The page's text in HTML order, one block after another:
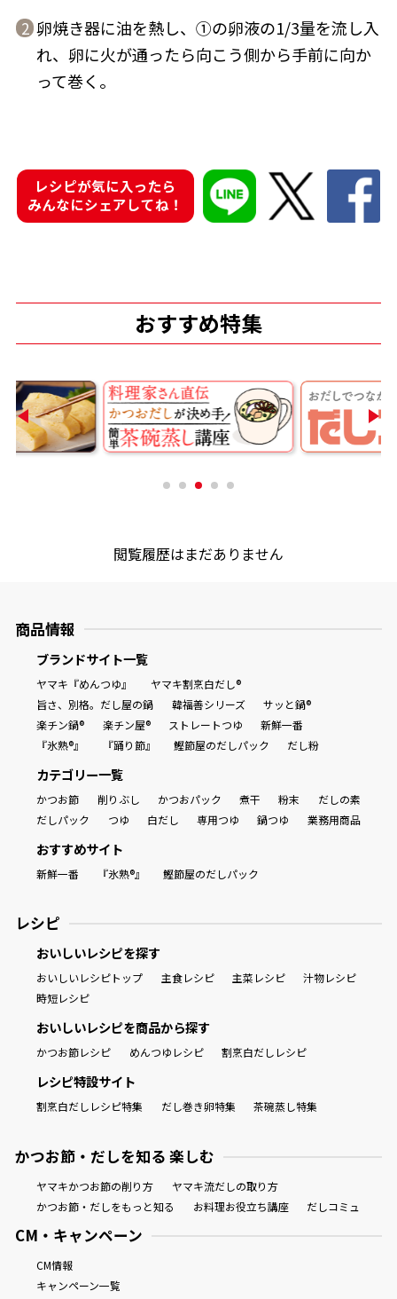
新鮮一番 『氷熟®』
『踊り節』
鰹節屋の
だし粉
新鮮一番
氷熟®︎
だしパック
2 卵焼き器に油を熱し、①の卵液の1/3量を流し入
れ、卵に火が通ったら向こう側から手前に向か
って巻く。
レシピが気に入ったら
みんなにシェアしてね！
おすすめ特集
閲覧履歴はまだありません
商品情報
ブランドサイト一覧
ヤマキ『めんつゆ』
ヤマキ割烹白だし®
旨さ、別格。だし屋の鍋
韓福善シリーズ
サッと鍋®
楽チン鍋®
楽チン屋® ストレートつゆ
新鮮一番
『氷熟®』
『踊り節』 鰹節屋のだしパック だし粉
カテゴリー一覧
かつお節 削りぶし かつおパック 煮干 粉末
だしの素
だしパック
つゆ 白だし 専用つゆ 鍋つゆ 業務用商品
おすすめサイト
新鮮一番 『氷熟®』 鰹節屋のだしパック
レシピ
おいしいレシピを探す
おいしいレシピトップ 主食レシピ 主菜レシピ
汁物レシピ
時短レシピ
おいしいレシピを商品から探す
かつお節レシピ めんつゆレシピ 割烹白だしレシピ
レシピ特設サイト
割烹白だしレシピ特集 だし巻き卵特集 茶碗蒸し特集
かつお節・だしを知る 楽しむ
ヤマキかつお節の削り方
ヤマキ流だしの取り方
かつお節・だしをもっと知る
お料理お役立ち講座 だしコミュ
CM・キャンペーン
CM情報
キャンペーン一覧